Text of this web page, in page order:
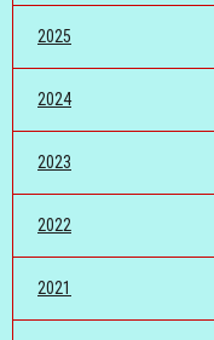
2025
2024
2023
2022
2021